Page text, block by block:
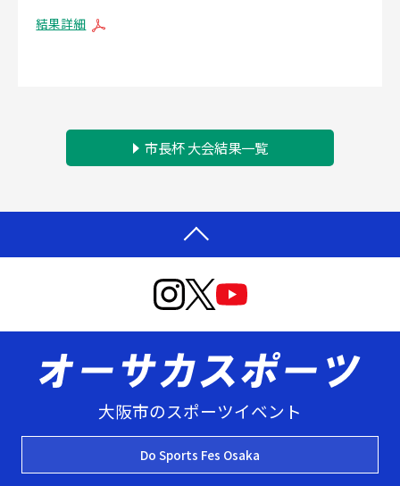
結果詳細
市長杯 大会結果一覧
大阪市のスポーツイベント
Do Sports Fes Osaka